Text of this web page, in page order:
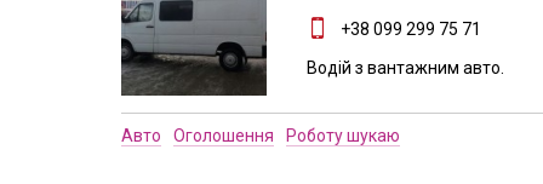
+38 099 299 75 71
Водій з вантажним авто.
Авто Оголошення Роботу шукаю